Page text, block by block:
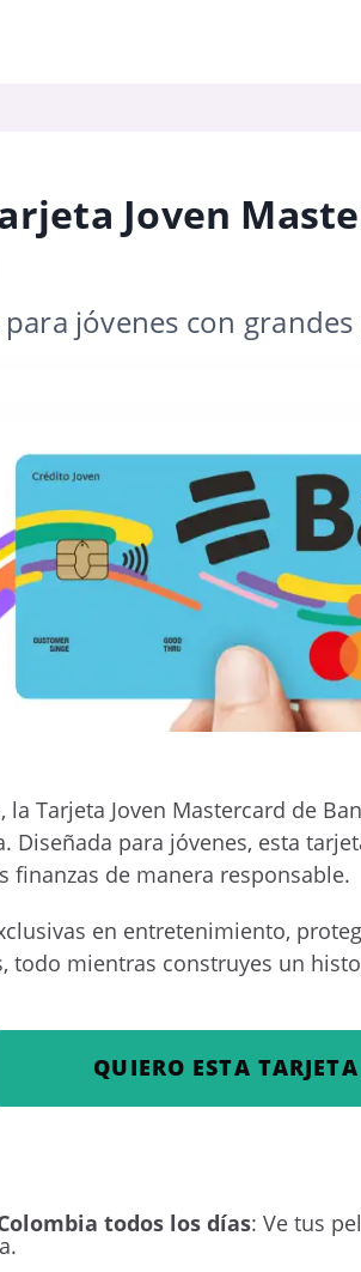
Joven
jóvenes con
la Tarjeta Joven Mastercard de
Diseñada para jóvenes, esta
de manera responsable.
en entretenimiento,
todo mientras construyes un
QUIERO ESTA TARJETA
todos los días: Ve tus